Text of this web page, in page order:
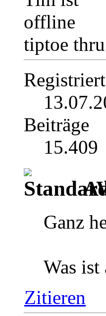
tiptoe
Beiträge
15.409
Ganz
Was ist
Zitieren